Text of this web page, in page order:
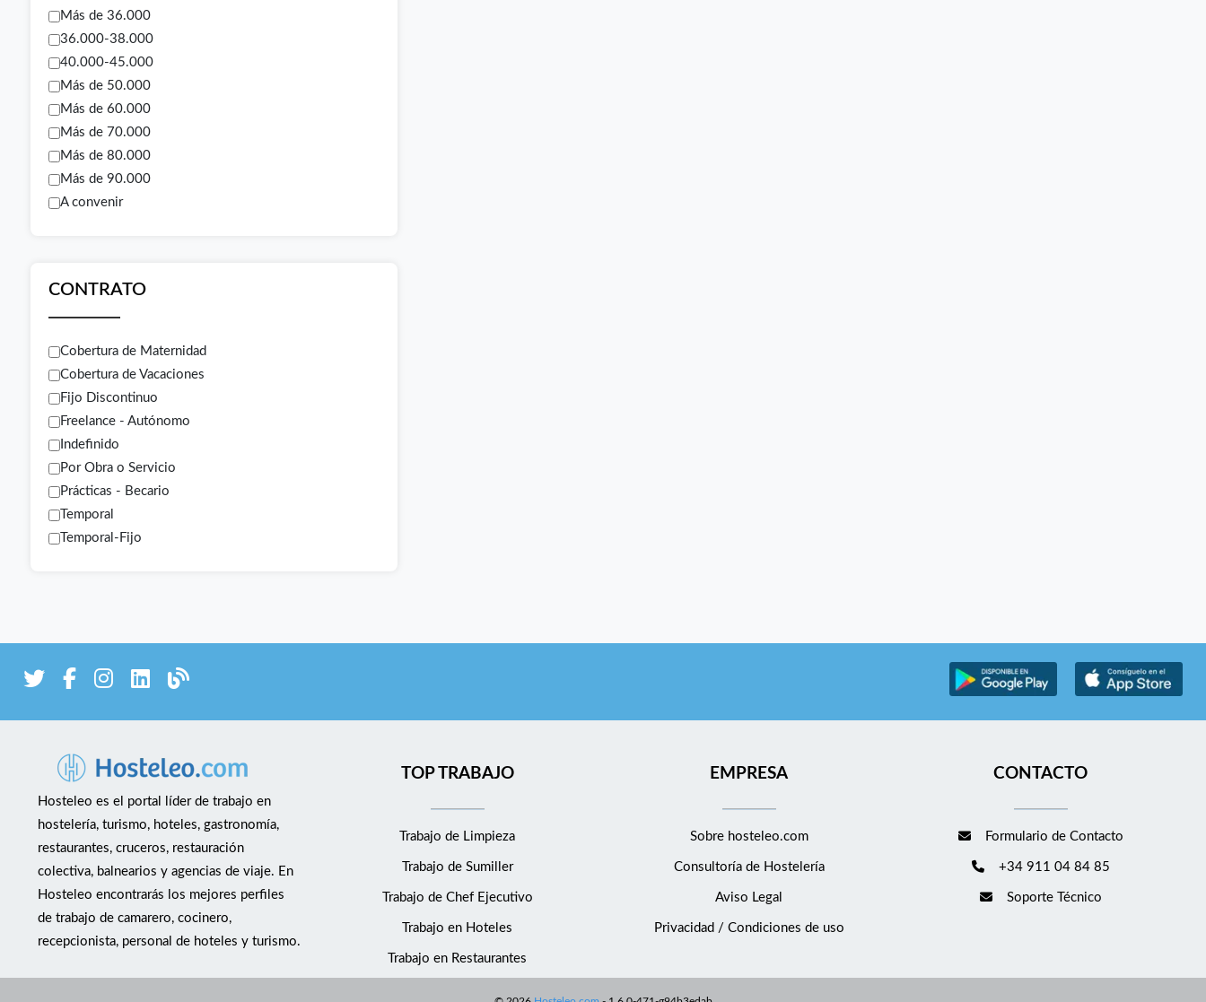
Más de 36.000
36.000-38.000
40.000-45.000
Más de 50.000
Más de 60.000
Más de 70.000
Más de 80.000
Más de 90.000
A convenir
CONTRATO
Cobertura de Maternidad
Cobertura de Vacaciones
Fijo Discontinuo
Freelance - Autónomo
Indefinido
Por Obra o Servicio
Prácticas - Becario
Temporal
Temporal-Fijo
Hosteleo es el portal líder de trabajo en
hostelería, turismo, hoteles, gastronomía,
restaurantes, cruceros, restauración
colectiva, balnearios y agencias de viaje. En
Hosteleo encontrarás los mejores perfiles
de trabajo de camarero, cocinero,
recepcionista, personal de hoteles y turismo.
TOP TRABAJO
Trabajo de Limpieza
Trabajo de Sumiller
Trabajo de Chef Ejecutivo
Trabajo en Hoteles
Trabajo en Restaurantes
EMPRESA
Sobre hosteleo.com
Consultoría de Hostelería
Aviso Legal
Privacidad / Condiciones de uso
CONTACTO
Formulario de Contacto
+34 911 04 84 85
Soporte Técnico